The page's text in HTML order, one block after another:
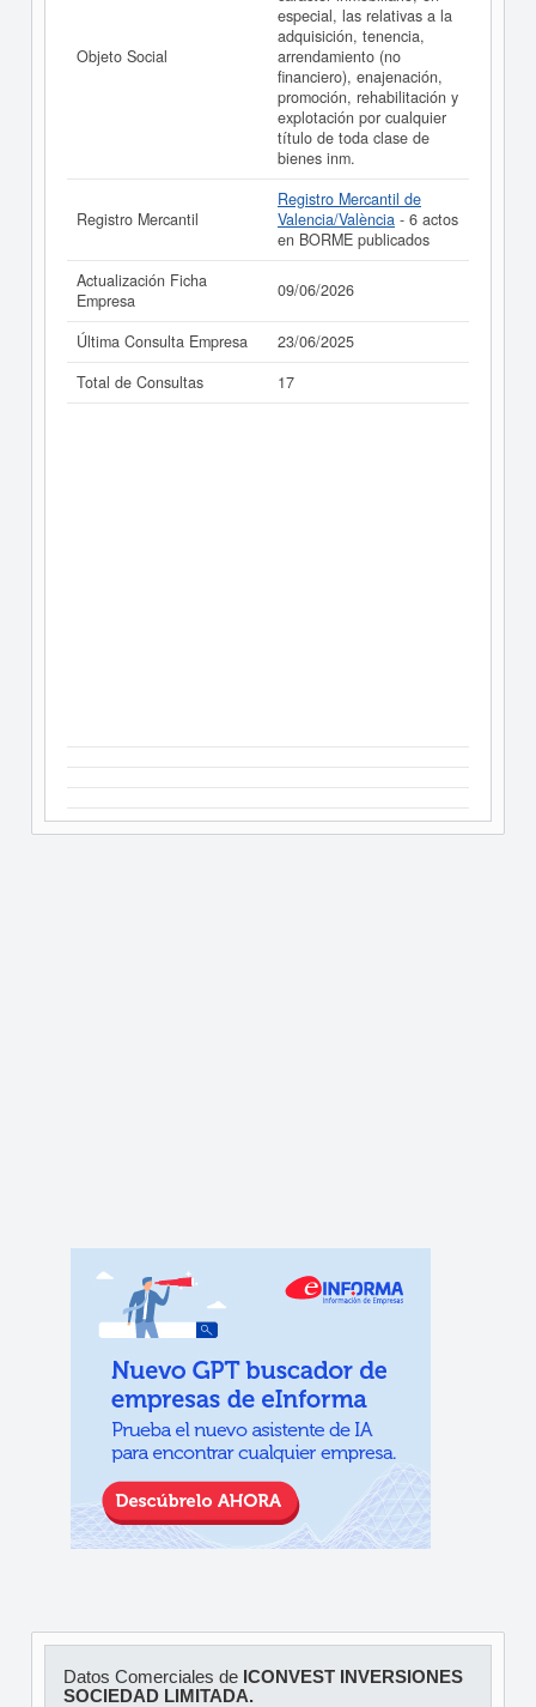
Objeto Social
especial, las relativas a la
adquisición, tenencia,
arrendamiento (no
financiero), enajenación,
promoción, rehabilitación y
explotación por cualquier
título de toda clase de
bienes inm.
Registro Mercantil
Registro Mercantil de
Valencia/València - 6 actos
en BORME publicados
Actualización Ficha
Empresa
09/06/2026
Última Consulta Empresa
23/06/2025
Total de Consultas
17
Datos Comerciales de ICONVEST INVERSIONES
SOCIEDAD LIMITADA.